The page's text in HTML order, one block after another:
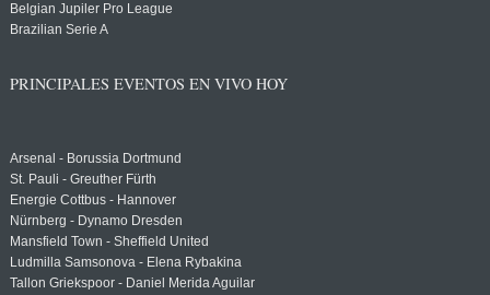
Belgian Jupiler Pro League
Brazilian Serie A
PRINCIPALES EVENTOS EN VIVO HOY
Arsenal - Borussia Dortmund
St. Pauli - Greuther Fürth
Energie Cottbus - Hannover
Nürnberg - Dynamo Dresden
Mansfield Town - Sheffield United
Ludmilla Samsonova - Elena Rybakina
Tallon Griekspoor - Daniel Merida Aguilar